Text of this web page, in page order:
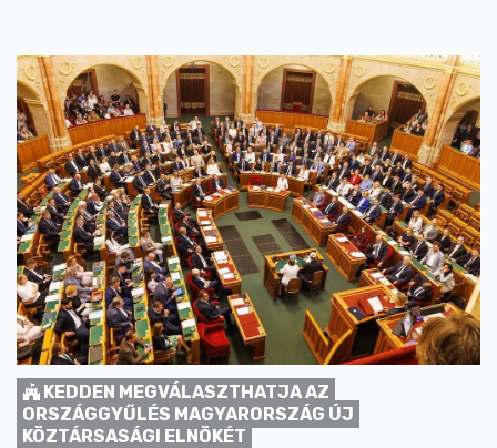
KEDDEN MEGVÁLASZTHATJA AZ
ORSZÁGGYŰLÉS MAGYARORSZÁG ÚJ
KÖZTÁRSASÁGI ELNÖKÉT